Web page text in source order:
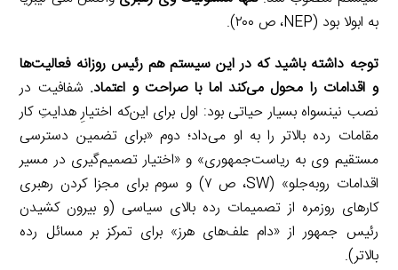
به ابولا بود (NEP، ص ۲۰۰).
توجه داشته باشید که در این سیستم هم رئیس روزانه فعالیت‌ها
و اقدامات را محول می‌کند اما با صراحت و اعتماد. شفافیت در
نصب نینسواه بسیار حیاتی بود: اول برای این‌که اختیارِ هدایتِ کار
مقامات رده بالاتر را به او می‌داد؛ دوم «برای تضمین دسترسی
مستقیم وی به ریاست‌جمهوری» و «اختیار تصمیم‌گیری در مسیر
اقدامات روبه‌جلو» (SW، ص ۷) و سوم برای مجزا کردن رهبری
کارهای روزمره از تصمیمات رده بالای سیاسی (و بیرون کشیدن
رئیس جمهور از «دام علف‌های هرز» برای تمرکز بر مسائل رده
بالاتر).